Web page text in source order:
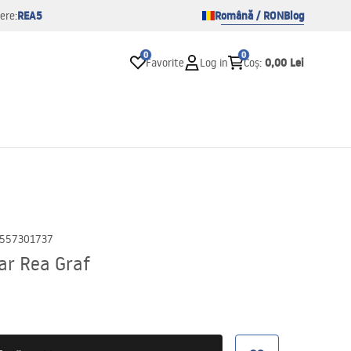
REA5 Română / RONBlog
0
Favorite Log in
0
Coș: 0,00 Lei
Rea Graf